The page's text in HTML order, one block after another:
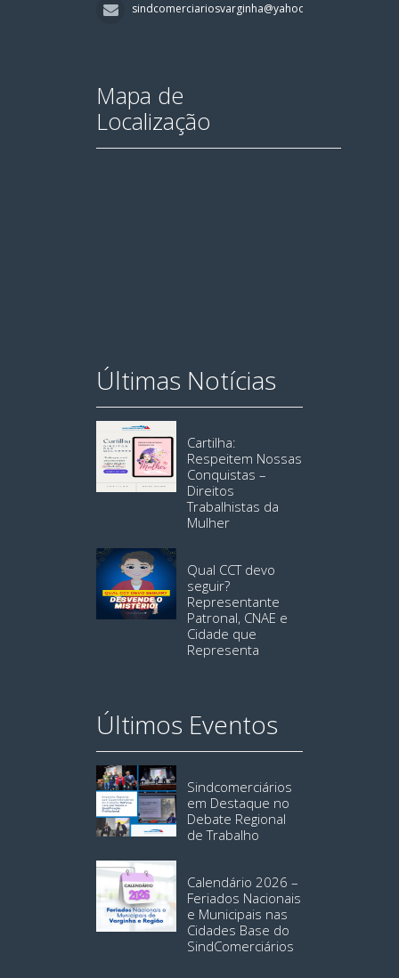
sindcomerciariosvarginha@yahoo.com.br
Mapa de
Localização
Últimas Notícias
Cartilha:
Respeitem Nossas
Conquistas –
Direitos
Trabalhistas da
Mulher
Qual CCT devo
seguir?
Representante
Patronal, CNAE e
Cidade que
Representa
Últimos Eventos
Sindcomerciários
em Destaque no
Debate Regional
de Trabalho
Calendário 2026 –
Feriados Nacionais
e Municipais nas
Cidades Base do
SindComerciários